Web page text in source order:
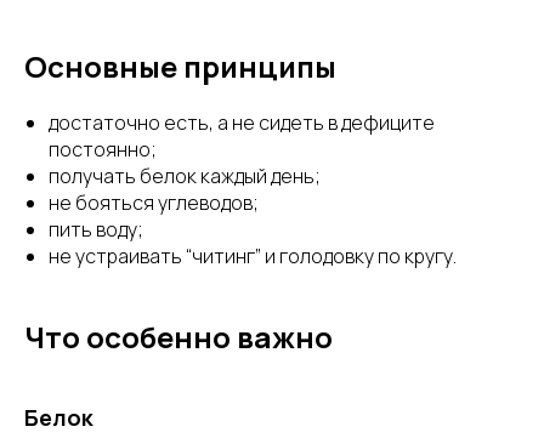
Основные принципы
достаточно есть, а не сидеть в дефиците
постоянно;
получать белок каждый день;
не бояться углеводов;
пить воду;
не устраивать “читинг” и голодовку по кругу.
Что особенно важно
Белок